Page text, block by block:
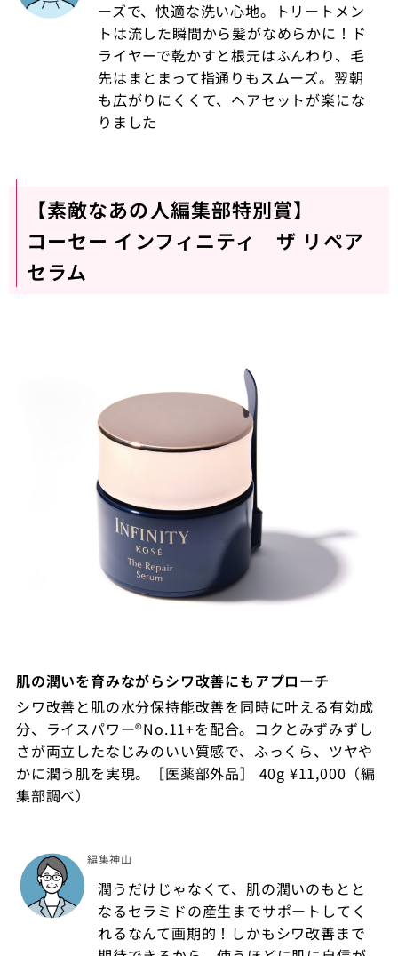
ーズで、快適な洗い心地。トリートメン
トは流した瞬間から髪がなめらかに！ド
ライヤーで乾かすと根元はふんわり、毛
先はまとまって指通りもスムーズ。翌朝
も広がりにくくて、ヘアセットが楽にな
りました
【素敵なあの人編集部特別賞】
コーセー インフィニティ ザ リペア
セラム
肌の潤いを育みながらシワ改善にもアプローチ
シワ改善と肌の水分保持能改善を同時に叶える有効成
分、ライスパワー®No.11+を配合。コクとみずみずし
さが両立したなじみのいい質感で、ふっくら、ツヤや
かに潤う肌を実現。［医薬部外品］ 40g ¥11,000（編
集部調べ）
編集神山
潤うだけじゃなくて、肌の潤いのもとと
なるセラミドの産生までサポートしてく
れるなんて画期的！しかもシワ改善まで